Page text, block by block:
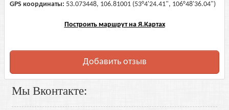
GPS координаты: 53.073448, 106.81001 (53°4'24.41", 106°48'36.04")
Построить маршрут на Я.Картах
Добавить отзыв
Мы Вконтакте: